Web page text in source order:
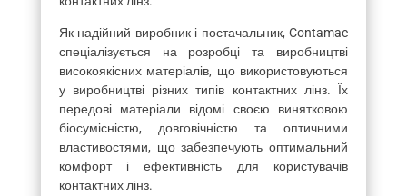
Як надійний виробник і постачальник, Contamac
спеціалізується на розробці та виробництві
високоякісних матеріалів, що використовуються
у виробництві різних типів контактних лінз. Їх
передові матеріали відомі своєю винятковою
біосумісністю, довговічністю та оптичними
властивостями, що забезпечують оптимальний
комфорт і ефективність для користувачів
контактних лінз.